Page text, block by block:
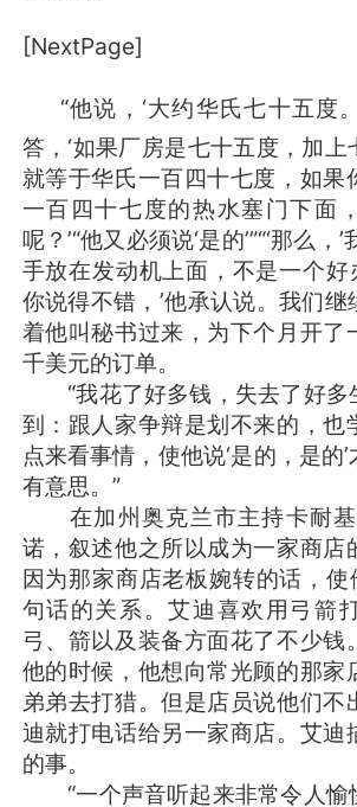
[NextPage]
“他说，‘大约华氏七十五度。
答，‘如果厂房是七十五度，加
就等于华氏一百四十七度，如果
一百四十七度的热水塞门下面
呢？’“他又必须说‘是的’”“‘那么，
手放在发动机上面，不是一个好
你说得不错，’他承认说。我们
着他叫秘书过来，为下个月开了
千美元的订单。
“我花了好多钱，失去了好多
到：跟人家争辩是划不来的，也
点来看事情，使他说‘是的，是的
有意思。”
在加州奥克兰市主持卡耐基
诺，叙述他之所以成为一家商店
因为那家商店老板婉转的话，使
句话的关系。艾迪喜欢用弓箭
弓、箭以及装备方面花了不少钱
他的时候，他想向常光顾的那家
弟弟去打猎。但是店员说他们不
迪就打电话给另一家商店。艾迪
的事。
“一个声音听起来非常令人愉